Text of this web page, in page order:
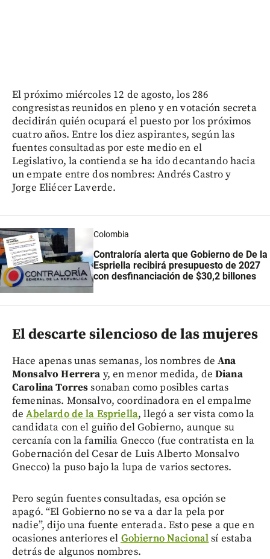
El próximo miércoles 12 de agosto, los 286
congresistas reunidos en pleno y en votación secreta
decidirán quién ocupará el puesto por los próximos
cuatro años. Entre los diez aspirantes, según las
fuentes consultadas por este medio en el
Legislativo, la contienda se ha ido decantando hacia
un empate entre dos nombres: Andrés Castro y
Jorge Eliécer Laverde.
Colombia
Contraloría alerta que Gobierno de De la
Espriella recibirá presupuesto de 2027
con desfinanciación de $30,2 billones
El descarte silencioso de las mujeres
Hace apenas unas semanas, los nombres deAna
Monsalvo Herrera y, en menor medida, deDiana
Carolina Torressonaban como posibles cartas
femeninas. Monsalvo, coordinadora en el empalme
deAbelardo de la Espriella, llegó a ser vista como la
candidata con el guiño del Gobierno, aunque su
cercanía con la familia Gnecco (fue contratista en la
Gobernación del Cesar de Luis Alberto Monsalvo
Gnecco) la puso bajo la lupa de varios sectores.
Pero según fuentes consultadas, esa opción se
apagó. “El Gobierno no se va a dar la pela por
nadie”, dijo una fuente enterada. Esto pese a que en
ocasiones anteriores el Gobierno Nacionalsí estaba
detrás de algunos nombres.